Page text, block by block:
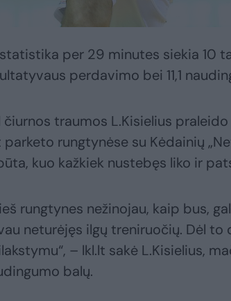
per 29 minutes siekia 10
perdavimo bei 11,1
čiurnos traumos L.Kisielius
parketo rungtynėse su Kėdainių
kuo kažkiek nustebęs liko ir
rungtynes nežinojau, kaip bus,
neturėjęs ilgų treniruočių. Dėl to
– lkl.lt sakė L.Kisielius,
balų.